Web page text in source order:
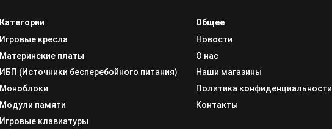
Категории
Игровые кресла
Материнские платы
ИБП (Источники бесперебойного питания)
Моноблоки
Модули памяти
Игровые клавиатуры
Общее
Новости
О нас
Наши магазины
Политика конфиденциальности
Контакты